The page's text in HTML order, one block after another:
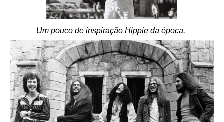
Um pouco de inspiração Hippie da época.